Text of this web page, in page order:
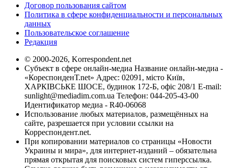
Договор пользования сайтом
Политика в сфере конфиденциальности и персональных
данных
Пользовательское соглашение
Редакция
© 2000-2026, Korrespondent.net
Субъект в сфере онлайн-медиа Название онлайн-медиа -
«КореспонденТ.net» Адрес: 02091, місто Київ,
ХАРКІВСЬКЕ ШОСЕ, будинок 172-Б, офіс 208/1 E-mail:
sunlight@mediadim.com.ua Телефон: 044-205-43-00
Идентификатор медиа - R40-06068
Использование любых материалов, размещённых на
сайте, разрешается при условии ссылки на
Корреспондент.net.
При копировании материалов со страницы «Новости
Украины и мира», для интернет-изданий – обязательна
прямая открытая для поисковых систем гиперссылка.